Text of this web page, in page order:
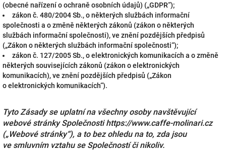
(obecné nařízení o ochraně osobních údajů) („GDPR“);
zákon č. 480/2004 Sb., o některých službách informační
společnosti a o změně některých zákonů (zákon o některých
službách informační společnosti), ve znění pozdějších předpisů
(„Zákon o některých službách informační společnosti“);
zákon č. 127/2005 Sb., o elektronických komunikacích a o změně
některých souvisejících zákonů (zákon o elektronických
komunikacích), ve znění pozdějších předpisů („Zákon
o elektronických komunikacích“).
Tyto Zásady se uplatní na všechny osoby navštěvující
webové stránky Společnosti https://www.caffe-molinari.cz
(„Webové stránky“), a to bez ohledu na to, zda jsou
ve smluvním vztahu se Společností či nikoliv.